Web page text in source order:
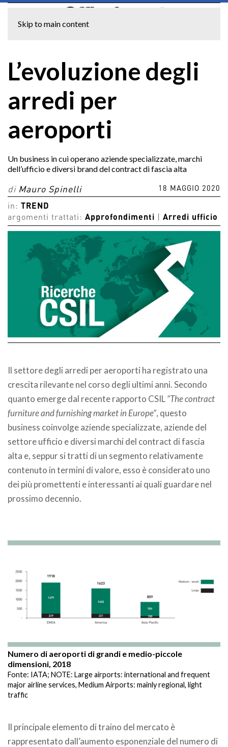
Skip to main content
L’evoluzione degli
arredi per
aeroporti
Un business in cui operano aziende specializzate, marchi
dell’ufficio e diversi brand del contract di fascia alta
di Mauro Spinelli 18 MAGGIO 2020
in:
TREND
argomenti trattati: Approfondimenti Arredi ufficio
Il settore degli arredi per aeroporti ha registrato una
crescita rilevante nel corso degli ultimi anni. Secondo
quanto emerge dal recente rapporto CSIL“The contract
furniture and furnishing market in Europe”, questo
business coinvolge aziende specializzate, aziende del
settore ufficio e diversi marchi del contract di fascia
alta e, seppur si tratti di un segmento relativamente
contenuto in termini di valore, esso è considerato uno
dei più promettenti e interessanti ai quali guardare nel
prossimo decennio.
Numero di aeroporti di grandi e medio-piccole
dimensioni, 2018
Fonte: IATA; NOTE: Large airports: international and frequent
major airline services, Medium Airports: mainly regional, light
traffic
Il principale elemento di traino del mercato è
rappresentato dall’aumento esponenziale del numero di